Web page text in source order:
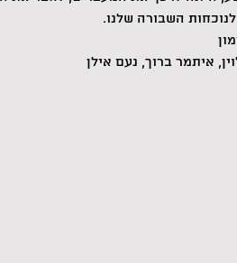
השבורה שלנו.
איתמר ברוך, נעם אילן